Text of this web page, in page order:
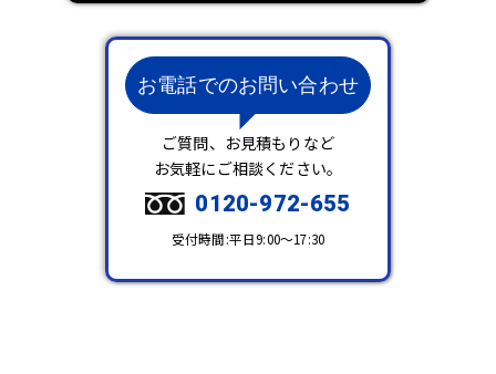
お電話でのお問い合わせ
ご質問、お見積もりなど
お気軽にご相談ください。
0120-972-655
受付時間:平日9:00～17:30